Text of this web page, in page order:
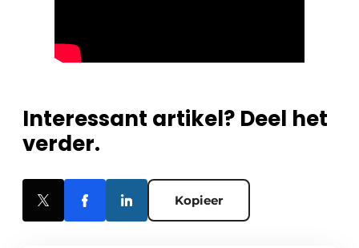
Interessant artikel? Deel het
verder.
Kopieer